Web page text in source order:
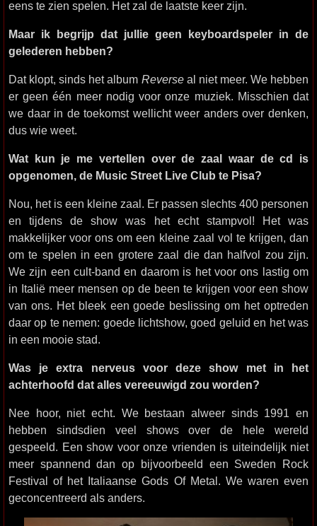
eens te zien spelen. Het zal de laatste keer zijn.
Maar ik begrijp dat jullie geen keyboardspeler in de
gelederen hebben?
Dat klopt, sinds het album Reverseal niet meer. We hebben
er geen één meer nodig voor onze muziek. Misschien dat
we daar in de toekomst wellicht weer anders over denken,
dus wie weet.
Wat kun je me vertellen over de zaal waar de cd is
opgenomen, de Music Street Live Club te Pisa?
Nou, het is een kleine zaal. Er passen slechts 400 personen
en tijdens de show was het echt stampvol! Het was
makkelijker voor ons om een kleine zaal vol te krijgen, dan
om te spelen in een grotere zaal die dan halfvol zou zijn.
We zijn een cult-band en daarom is het voor ons lastig om
in Italië meer mensen op de been te krijgen voor een show
van ons. Het bleek een goede beslissing om het optreden
daar op te nemen: goede lichtshow, goed geluid en het was
in een mooie stad.
Was je extra nerveus voor deze show met in het
achterhoofd dat alles vereeuwigd zou worden?
Nee hoor, niet echt. We bestaan alweer sinds 1991 en
hebben sindsdien veel shows over de hele wereld
gespeeld. Een show voor onze vrienden is uiteindelijk niet
meer spannend dan op bijvoorbeeld een Sweden Rock
Festival of het Italiaanse Gods Of Metal. We waren even
geconcentreerd als anders.